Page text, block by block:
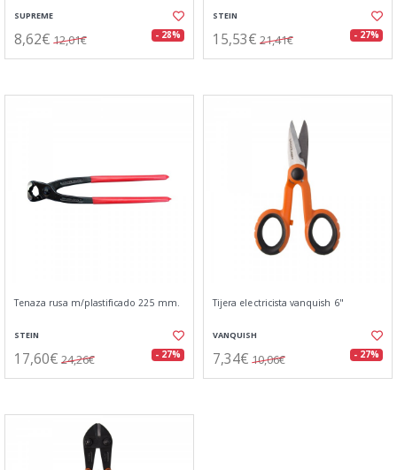
SUPREME
8,62€ 12,01€ - 28%
STEIN
15,53€ 21,41€ - 27%
Tenaza rusa m/plastificado 225 mm.
STEIN
17,60€ 24,26€ - 27%
Tijera electricista vanquish 6"
VANQUISH
7,34€ 10,06€ - 27%